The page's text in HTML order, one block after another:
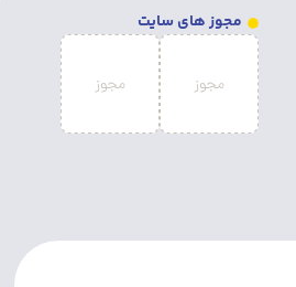
مجوز های سایت